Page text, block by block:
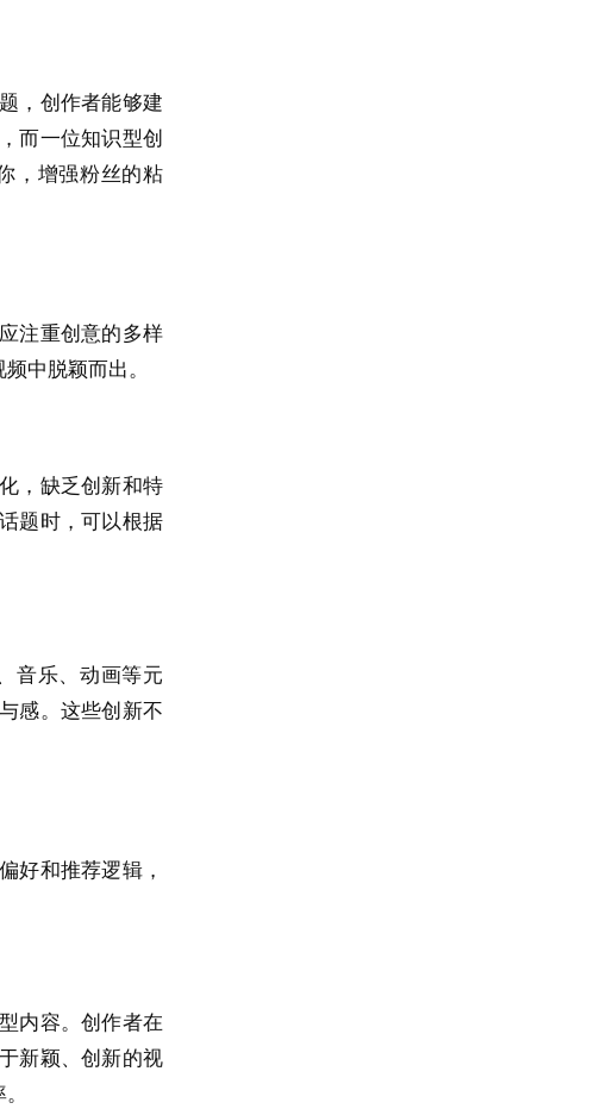
，创作者能够建
而一位知识型创
，增强粉丝的粘
注重创意的多样
中脱颖而出。
，缺乏创新和特
题时，可以根据
音乐、动画等元
感。这些创新不
好和推荐逻辑，
内容。创作者在
新颖、创新的视